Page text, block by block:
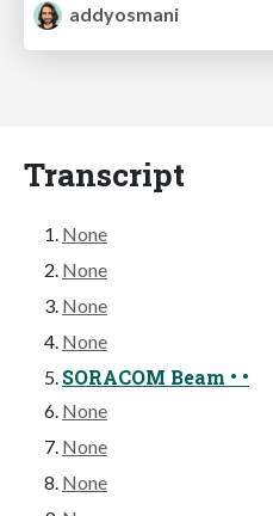
addyosmani
Transcript
None
None
None
None
SORACOM Beam • •
None
None
None